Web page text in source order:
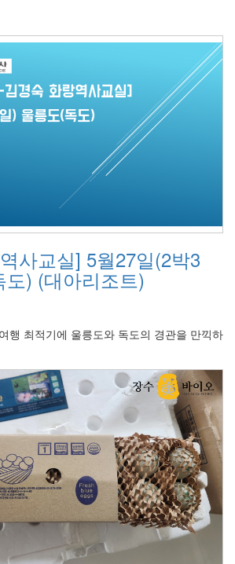
사교실] 5월27일(2박3
) (대아리조트)
행 최적기에 울릉도와 독도의 경관을 만끽하